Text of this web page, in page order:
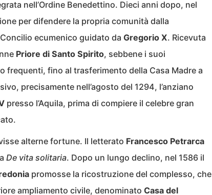
nell’Ordine Benedettino. Dieci anni dopo, nel
per difendere la propria comunità dalla
ecumenico guidato da Gregorio X. Ricevuta
Priore di Santo Spirito, sebbene i suoi
frequenti, fino al trasferimento della Casa Madre a
precisamente nell’agosto del 1294, l’anziano
presso l’Aquila, prima di compiere il celebre gran
alterne fortune. Il letterato Francesco Petrarca
De vita solitaria. Dopo un lungo declino, nel 1586 il
promosse la ricostruzione del complesso, che
ampliamento civile, denominato Casa del